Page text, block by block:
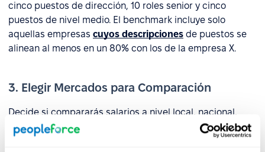
cinco puestos de dirección, 10 roles senior y cinco
puestos de nivel medio. El benchmark incluye solo
aquellas empresas cuyos descripciones de puestos se
alinean al menos en un 80% con los de la empresa X.
3. Elegir Mercados para Comparación
Decide si compararás salarios a nivel local, nacional,
internacional o específico de la industria, en función de
las necesidades de tu empresa. Determina si tu